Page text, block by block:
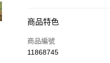
付款方式
信用卡一次付款
商品特色
商品編號
11868745